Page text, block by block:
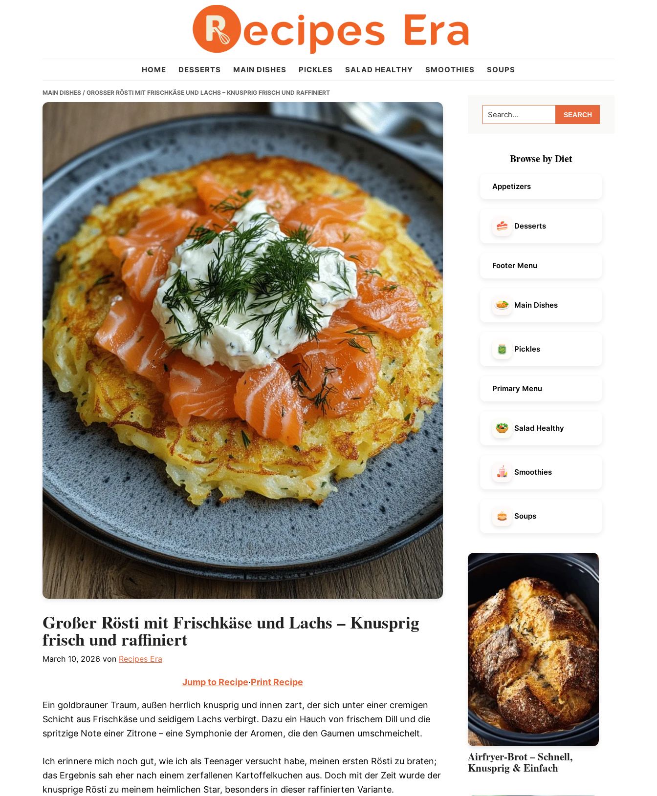
recipesera.com
HOME DESSERTS MAIN DISHES PICKLES SALAD HEALTHY SMOOTHIES SOUPS
MAIN DISHES / GROSSER RÖSTI MIT FRISCHKÄSE UND LACHS – KNUSPRIG FRISCH UND RAFFINIERT
Großer Rösti mit Frischkäse und Lachs – Knusprig
frisch und raffiniert
March 10, 2026 von Recipes Era
Jump to Recipe·Print Recipe
Ein goldbrauner Traum, außen herrlich knusprig und innen zart, der sich unter einer cremigen
Schicht aus Frischkäse und seidigem Lachs verbirgt. Dazu ein Hauch von frischem Dill und die
spritzige Note einer Zitrone – eine Symphonie der Aromen, die den Gaumen umschmeichelt.
Ich erinnere mich noch gut, wie ich als Teenager versucht habe, meinen ersten Rösti zu braten;
das Ergebnis sah eher nach einem zerfallenen Kartoffelkuchen aus. Doch mit der Zeit wurde der
knusprige Rösti zu meinem heimlichen Star, besonders in dieser raffinierten Variante.
Primary
Sidebar
Search...
Browse by Diet
Appetizers
Desserts
Footer Menu
Main Dishes
Pickles
Primary Menu
Salad Healthy
Smoothies
Soups
Airfryer-Brot – Schnell,
Knusprig & Einfach